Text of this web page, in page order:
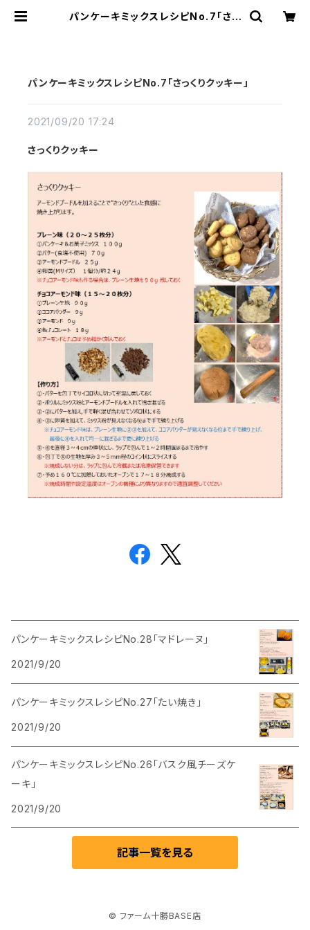
パンケーキミックスレシピNo.7「さっ
パンケーキミックスレシピNo.7「さっくりクッキー」
2021/09/20 17:24
さっくりクッキー
パンケーキミックスレシピNo.28「マドレーヌ」
2021/9/20
パンケーキミックスレシピNo.27「たい焼き」
2021/9/20
パンケーキミックスレシピNo.26「バスク風チーズケ
ーキ」
2021/9/20
記事一覧を見る
© ファーム十勝BASE店